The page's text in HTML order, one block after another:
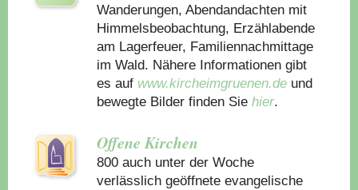
Wanderungen, Abendandachten mit
Himmelsbeobachtung, Erzählabende
am Lagerfeuer, Familiennachmittage
im Wald. Nähere Informationen gibt
es auf www.kircheimgruenen.de und
bewegte Bilder finden Sie hier.
Offene Kirchen
800 auch unter der Woche
verlässlich geöffnete evangelische